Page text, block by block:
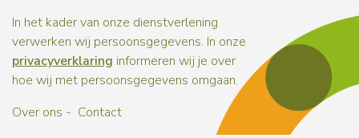
In het kader van onze dienstverlening
verwerken wij persoonsgegevens. In onze
privacyverklaring informeren wij je over
hoe wij met persoonsgegevens omgaan.
Over ons
Contact